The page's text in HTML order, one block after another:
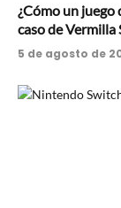
¿Cómo un juego
caso de Vermilla
5 de agosto de